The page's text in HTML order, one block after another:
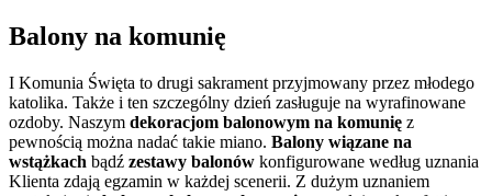
Balony na komunię
I Komunia Święta to drugi sakrament przyjmowany przez młodego
katolika. Także i ten szczególny dzień zasługuje na wyrafinowane
ozdoby. Naszym dekoracjom balonowym na komunię z
pewnością można nadać takie miano. Balony wiązane na
wstążkach bądź zestawy balonów konfigurowane według uznania
Klienta zdają egzamin w każdej scenerii. Z dużym uznaniem